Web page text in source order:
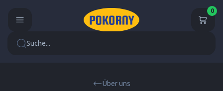
Suche...
0
Über uns